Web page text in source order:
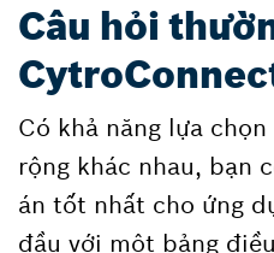
Câu hỏi
Có khả năng lựa
rộng khác nhau, bạn
án tốt nhất cho ứng
đầu với một bảng